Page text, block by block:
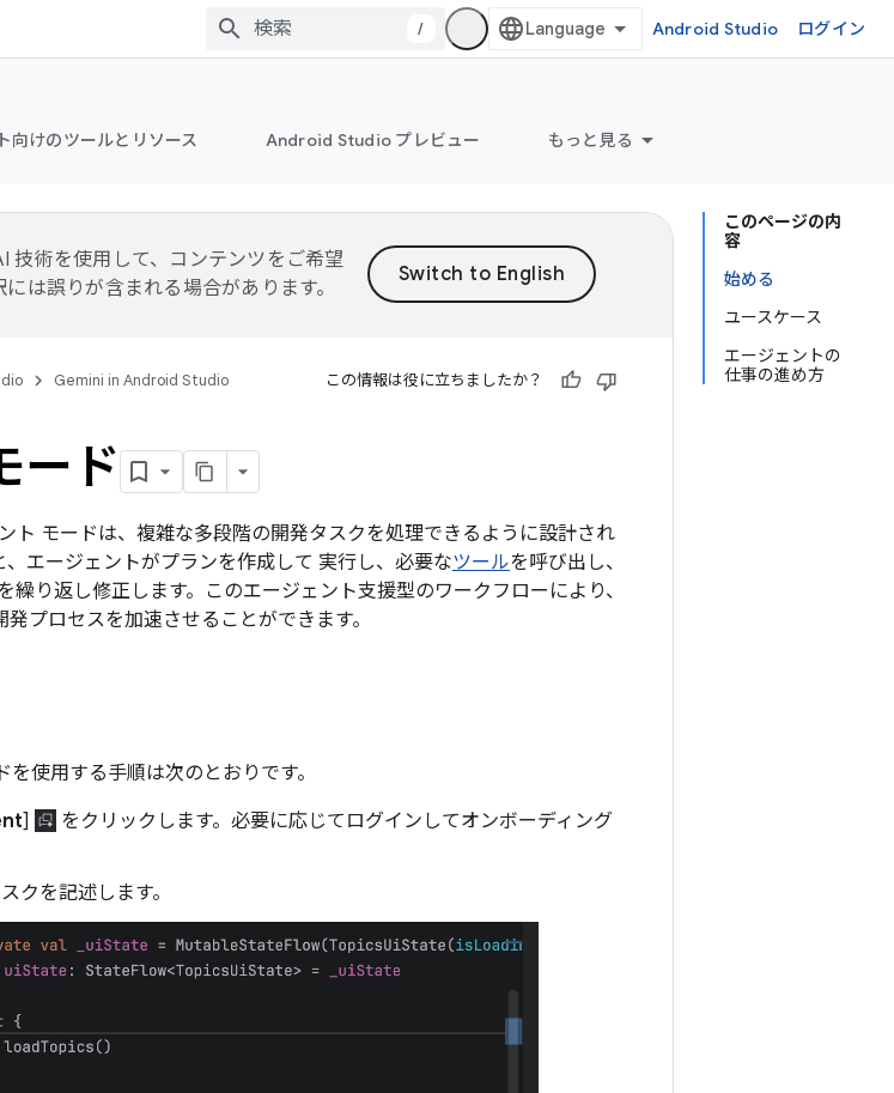
/ Android Studio ログイン
向けのツールとリソース Android Studio プレビュー もっと見る
このページの内
容
始める
ユースケース
エージェントの
仕事の進め方
技術を使用して、コンテンツをご希望
は誤りが含まれる場合があります。
Gemini in Android Studio この情報は役に立ちましたか？
ード
ト モードは、複雑な多段階の開発タスクを処理できるように設計され
エージェントがプランを作成して 実行し、必要なツールを呼び出し、
り返し修正します。このエージェント支援型のワークフローにより、
プロセスを加速させることができます。
使用する手順は次のとおりです。
]
をクリックします。必要に応じてログインしてオンボーディング
クを記述します。